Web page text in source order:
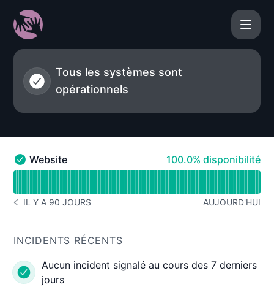
Georgieff Osteo - État des services
Tous les systèmes sont
opérationnels
Website - Opérationnel
Website 100% - disponibilité
100.0% disponibilité
HISTORIQUE DES INCIDENTS IL Y A 90 JOURS
IL Y A 90 JOURS AUJOURD'HUI
INCIDENTS RÉCENTS
Aucun incident signalé au cours des 7 derniers
jours